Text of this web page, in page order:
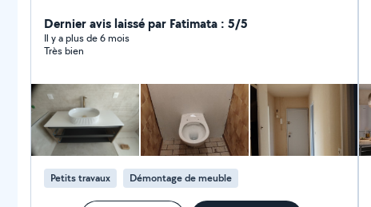
robinetterie, wc ... A votre service
Dernier avis laissé par Fatimata : 5/5
Il y a plus de 6 mois
Très bien
Petits travaux Démontage de meuble